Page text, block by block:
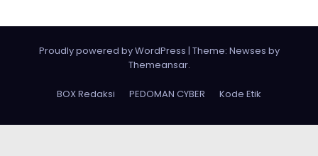
Proudly powered by WordPress | Theme: Newses by
Themeansar.
BOX Redaksi PEDOMAN CYBER Kode Etik